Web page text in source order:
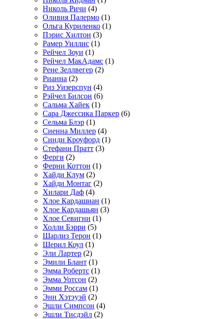
Николь Ричи (4)
Оливия Палермо (1)
Ольга Куриленко (1)
Пэрис Хилтон (3)
Рамер Уиллис (1)
Рейчел Зоуи (1)
Рейчел МакАдамс (1)
Рене Зеллвегер (2)
Рианна (2)
Риз Уизерспун (4)
Рэйчел Билсон (6)
Сальма Хайек (1)
Сара Джессика Паркер (6)
Сельма Блэр (1)
Сиенна Миллер (4)
Синди Кроуфорд (1)
Стефани Пратт (3)
Ферги (2)
Ферни Коттон (1)
Хайди Клум (2)
Хайди Монтаг (2)
Хилари Даф (4)
Хлое Кардашиан (1)
Хлое Кардашьян (3)
Хлое Севигни (1)
Холли Бэрри (5)
Шарлиз Терон (1)
Шерил Коул (1)
Эли Лартер (2)
Эмили Блант (1)
Эмма Робертс (1)
Эмма Уотсон (2)
Эмми Россам (1)
Энн Хэтэуэй (2)
Эшли Симпсон (4)
Эшли Тисдэйл (2)